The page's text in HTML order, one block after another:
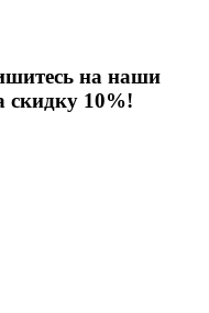
на наши
скидку 10%!